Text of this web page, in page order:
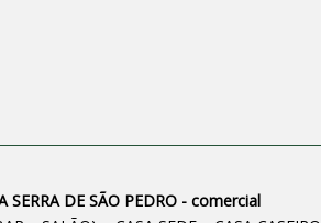
DE SÃO PEDRO - comercial